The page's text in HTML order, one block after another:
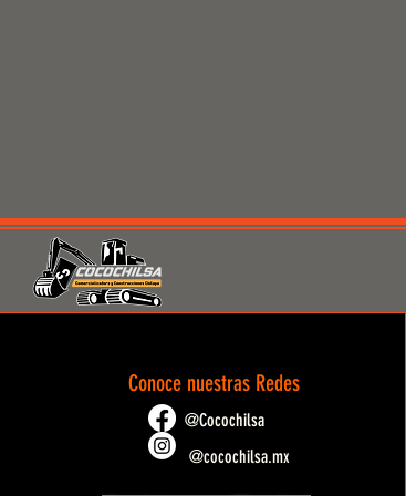
Conoce nuestras Redes
@cocochilsa.mx
@Cocochilsa